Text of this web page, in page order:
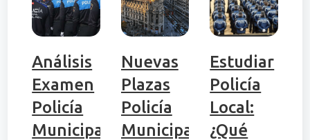
Análisis
Examen
Policía
Municipal
Nuevas
Plazas
Policía
Municipal
Estudiar
Policía
Local:
¿Qué